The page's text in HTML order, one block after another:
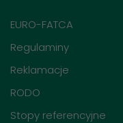
EURO-FATCA
Regulaminy
Reklamacje
RODO
Stopy referencyjne